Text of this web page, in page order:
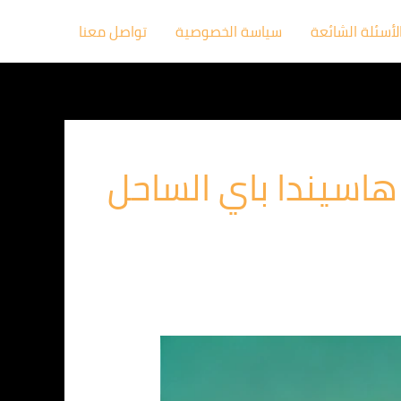
الشائعة سياسة الخصوصية تواصل معنا
باي الساحل